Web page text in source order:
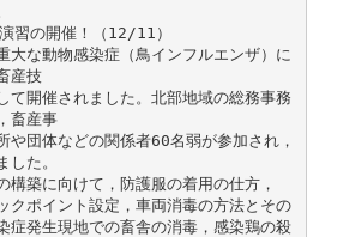
習の開催！（12/11）
大な動物感染症（鳥インフルエンザ）に
産技
て開催されました。北部地域の総務事務
畜産事
や団体などの関係者60名弱が参加され，
た。
構築に向けて，防護服の着用の仕方，
クポイント設定，車両消毒の方法とその
症発生現地での畜舎の消毒，感染鶏の殺